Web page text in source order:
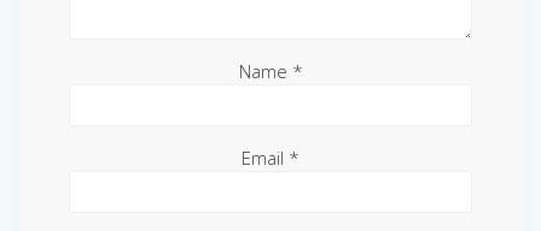
Name *
Email *